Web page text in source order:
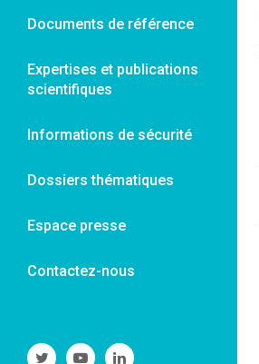
Documents de référence
Expertises et publications
scientifiques
Informations de sécurité
Dossiers thématiques
Espace presse
Contactez-nous
SuivreSuivreSuivre